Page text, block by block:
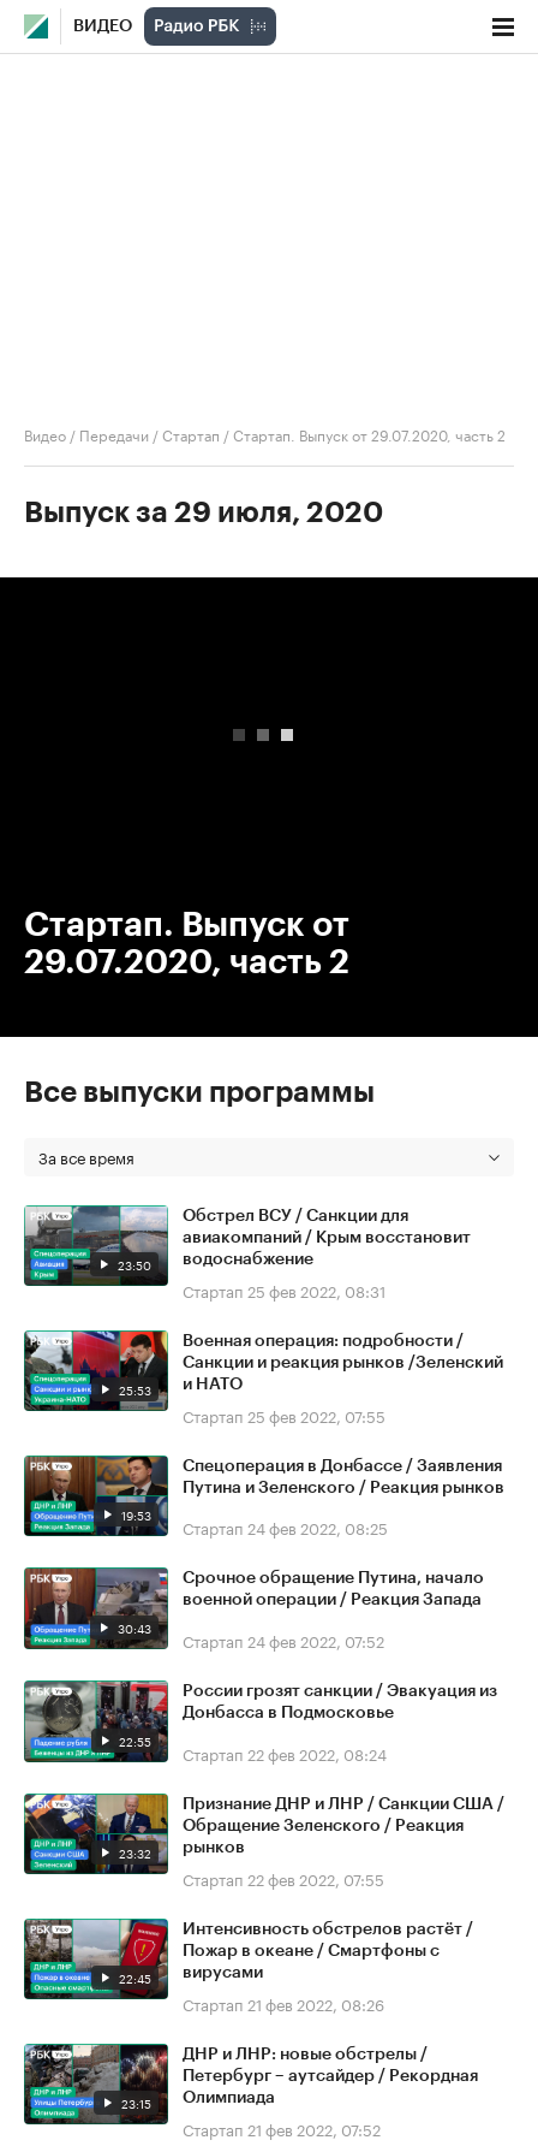
ВИДЕО
Видео / Передачи /Стартап /Стартап. Выпуск от 29.07.2020, часть 2
Выпуск за 29 июля, 2020
Стартап. Выпуск от
29.07.2020, часть 2
Все выпуски программы
За все время
23:50
Обстрел ВСУ / Санкции для
авиакомпаний / Крым восстановит
водоснабжение
Стартап 25 фев 2022, 08:31
25:53
Военная операция: подробности /
Санкции и реакция рынков /Зеленский
и НАТО
Стартап 25 фев 2022, 07:55
19:53
Спецоперация в Донбассе / Заявления
Путина и Зеленского / Реакция рынков
Стартап 24 фев 2022, 08:25
30:43
Срочное обращение Путина, начало
военной операции / Реакция Запада
Стартап 24 фев 2022, 07:52
22:55
России грозят санкции / Эвакуация из
Донбасса в Подмосковье
Стартап 22 фев 2022, 08:24
23:32
Признание ДНР и ЛНР / Санкции США /
Обращение Зеленского / Реакция
рынков
Стартап 22 фев 2022, 07:55
22:45
Интенсивность обстрелов растёт /
Пожар в океане / Смартфоны с
вирусами
Стартап 21 фев 2022, 08:26
23:15
ДНР и ЛНР: новые обстрелы /
Петербург – аутсайдер / Рекордная
Олимпиада
Стартап 21 фев 2022, 07:52